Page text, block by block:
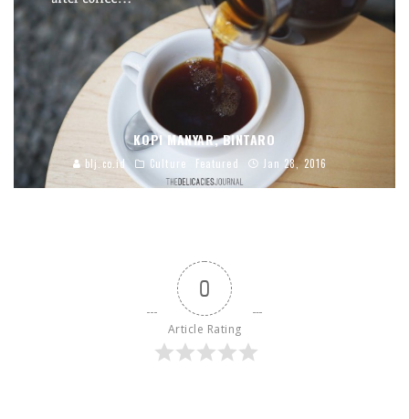
KOPI MANYAR, BINTARO
blj.co.id Culture Featured Jan 28, 2016
0
Article Rating